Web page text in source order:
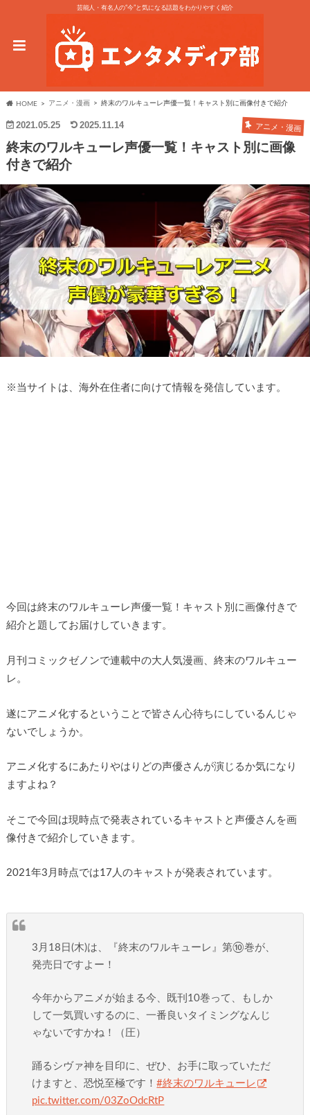
芸能人・有名人の“今”と気になる話題をわかりやすく紹介
HOME アニメ・漫画 終末のワルキューレ声優一覧！キャスト別に画像付きで紹介
2021.05.25 2025.11.14 アニメ・漫画
終末のワルキューレ声優一覧！キャスト別に画像
付きで紹介
※ 当サイトは、海外在住者に向けて情報を発信しています。
今回は終末のワルキューレ声優一覧！キャスト別に画像付きで
紹介と題してお届けしていきます。
月刊コミックゼノンで連載中の大人気漫画、終末のワルキュー
レ。
遂にアニメ化するということで皆さん心待ちにしているんじゃ
ないでしょうか。
アニメ化するにあたりやはりどの声優さんが演じるか気になり
ますよね？
そこで今回は現時点で発表されているキャストと声優さんを画
像付きで紹介していきます。
2021年3月時点では17人のキャストが発表されています。
3月18日(木)は、『終末のワルキューレ』第⑩巻が、
発売日ですよー！
今年からアニメが始まる今、既刊10巻って、もしか
して一気買いするのに、一番良いタイミングなんじ
ゃないですかね！（圧）
踊るシヴァ神を目印に、ぜひ、お手に取っていただ
けますと、恐悦至極です！#終末のワルキューレ
pic.twitter.com/03ZoOdcRtP